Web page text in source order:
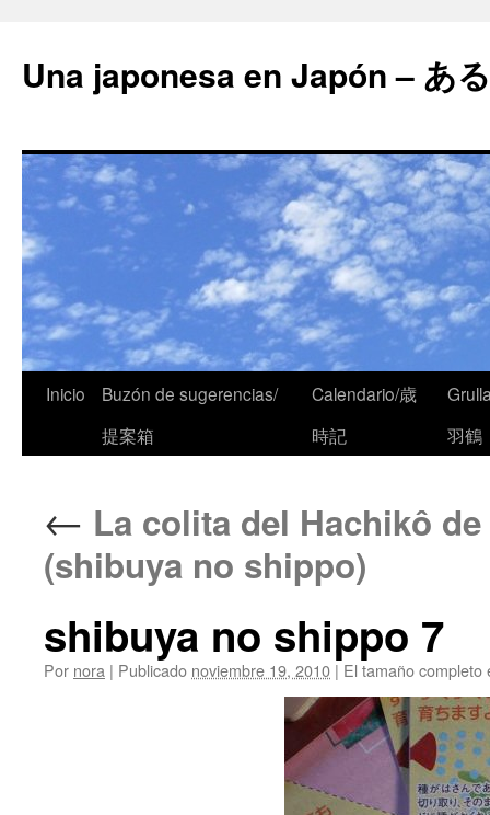
Una japonesa en Japón – あ
Inicio
Buzón de sugerencias/
提案箱
Calendario/歳
時記
羽鶴
← La colita del Hachikô
(shibuya no shippo)
shibuya no shippo 7
Por nora | Publicado noviembre 19, 2010 | El tamaño